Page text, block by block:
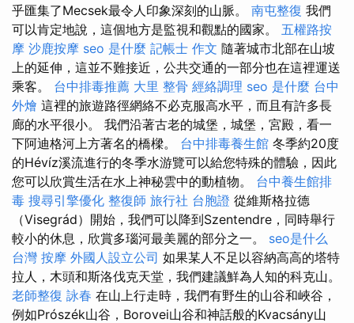
乎匯集了Mecsek最令人印象深刻的山脈。 南屯整復 我們
可以肯定地說，這個地方是監視和觀點的國家。 五權路按
摩 沙鹿按摩 seo 是什麼 記帳士 作文 隨著城市北部在山坡
上的延伸，這並不難接近，公共交通的一部分也在這裡運送
乘客。 台中排毒推薦 大里 整骨 經絡調理 seo 是什麼 台中
外燴 這裡的旅遊路徑網絡不必克服高水平，而且有許多長
廊的水平很小。 我們沿著古老的城堡，城堡，宮殿，看一
下阿迪格河上方著名的橋樑。 台中排毒養生館 冬季約20度
的Hévíz溪流進行的冬季水游覽可以給您特殊的體驗，因此
您可以欣賞生活在水上神秘雲中的動植物。 台中養生館排
毒 搜尋引擎優化 整復師 旅行社 台胞證 從維斯格拉德
（Visegrád）開始，我們可以降到Szentendre，同時舉行
較小的休息，欣賞多瑙河最美麗的部分之一。 seo是什么
台灣 按摩 外國人設立公司 如果某人不足以容納高高的塔特
拉人，木頭和斯洛伐克天堂，我們建議鮮為人知的科克山。
老師整復 詠春 在山上行走時，我們有野生的山谷和峽谷，
例如Prószék山谷，Borovei山谷和神話般的Kvacsány山